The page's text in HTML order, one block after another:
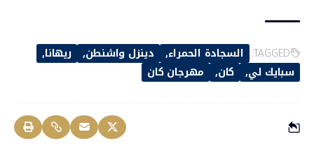
TAGGED: السجادة الحمراء دينزل واشنطن
ريهانا
سبايك لي
كان مهرجان كان